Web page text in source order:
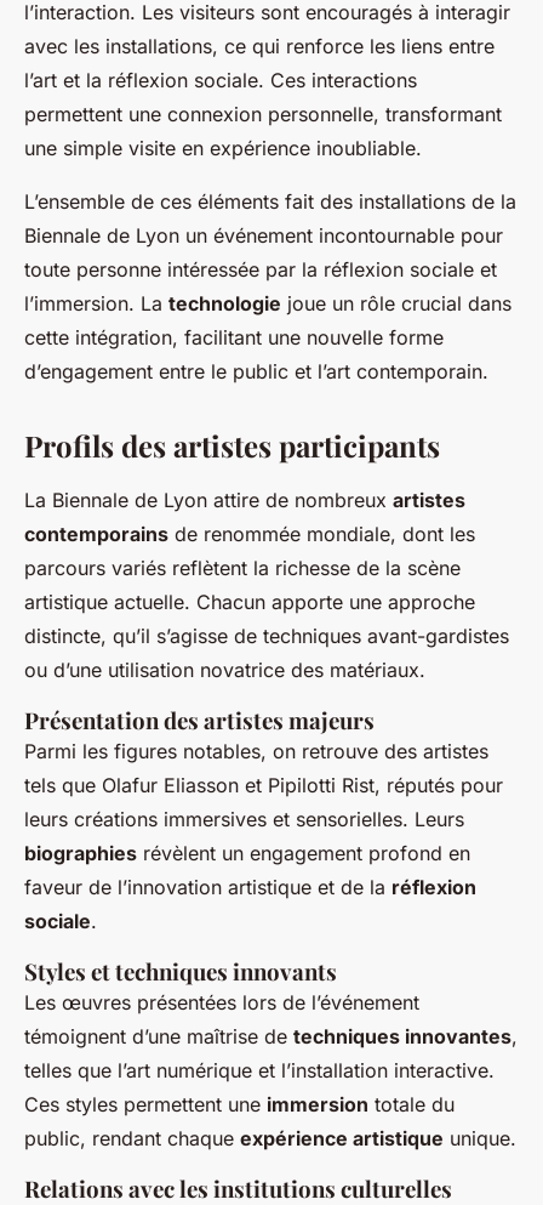
l’interaction. Les visiteurs sont encouragés à interagir
avec les installations, ce qui renforce les liens entre
l’art et la réflexion sociale. Ces interactions
permettent une connexion personnelle, transformant
une simple visite en expérience inoubliable.
L’ensemble de ces éléments fait des installations de la
Biennale de Lyon un événement incontournable pour
toute personne intéressée par la réflexion sociale et
l’immersion. La technologie joue un rôle crucial dans
cette intégration, facilitant une nouvelle forme
d’engagement entre le public et l’art contemporain.
Profils des artistes participants
La Biennale de Lyon attire de nombreux artistes
contemporains de renommée mondiale, dont les
parcours variés reflètent la richesse de la scène
artistique actuelle. Chacun apporte une approche
distincte, qu’il s’agisse de techniques avant-gardistes
ou d’une utilisation novatrice des matériaux.
Présentation des artistes majeurs
Parmi les figures notables, on retrouve des artistes
tels que Olafur Eliasson et Pipilotti Rist, réputés pour
leurs créations immersives et sensorielles. Leurs
biographies révèlent un engagement profond en
faveur de l’innovation artistique et de la réflexion
sociale.
Styles et techniques innovants
Les œuvres présentées lors de l’événement
témoignent d’une maîtrise de techniques innovantes,
telles que l’art numérique et l’installation interactive.
Ces styles permettent une immersion totale du
public, rendant chaque expérience artistique unique.
Relations avec les institutions culturelles